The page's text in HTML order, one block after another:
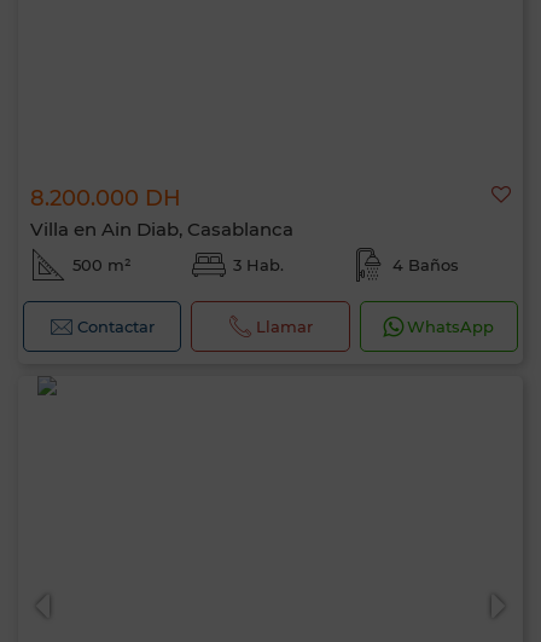
8.200.000 DH
Villa en Ain Diab, Casablanca
500 m² 3 Hab. 4 Baños
Contactar Llamar WhatsApp